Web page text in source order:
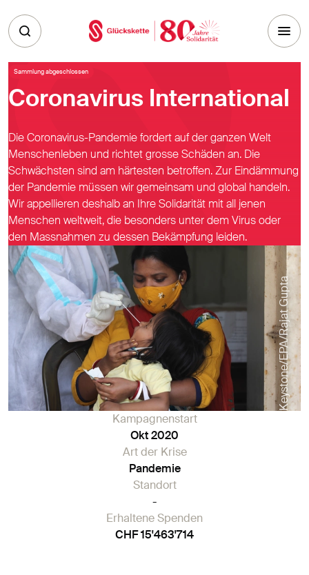
Sammlung abgeschlossen
Coronavirus International
Die Coronavirus-Pandemie fordert auf der ganzen Welt
Menschenleben und richtet grosse Schäden an. Die
Schwächsten sind am härtesten betroffen. Zur Eindämmung
der Pandemie müssen wir gemeinsam und global handeln.
Wir appellieren deshalb an Ihre Solidarität mit all jenen
Menschen weltweit, die besonders unter dem Virus oder
den Massnahmen zu dessen Bekämpfung leiden.
Keystone/EPA/Rajat Gupta
Kampagnenstart
Okt 2020
Art der Krise
Pandemie
Standort
-
Erhaltene Spenden
CHF 15'463'714